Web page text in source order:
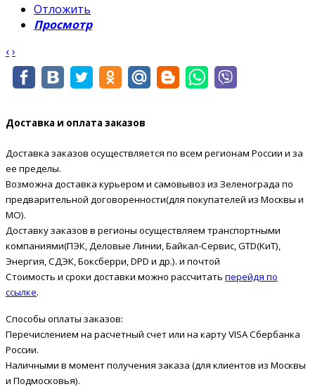
Отложить
Просмотр
‹›
Доставка и оплата заказов
Доставка заказов осуществляется по всем регионам России и за
ее пределы.
Возможна доставка курьером и самовывоз из Зеленограда по
предварительной договоренности(для покупателей из Москвы и
МО).
Доставку заказов в регионы осуществляем транспортными
компаниями(ПЭК, Деловые Линии, Байкал-Сервис, GTD(КиТ),
Энергия, СДЭК, Боксберри, DPD и др.). и почтой
Стоимость и сроки доставки можно рассчитать перейдя по
ссылке.
Способы оплаты заказов:
Перечислением на расчетный счет или на карту VISA Сбербанка
России.
Наличными в момент получения заказа (для клиентов из Москвы
и Подмосковья).